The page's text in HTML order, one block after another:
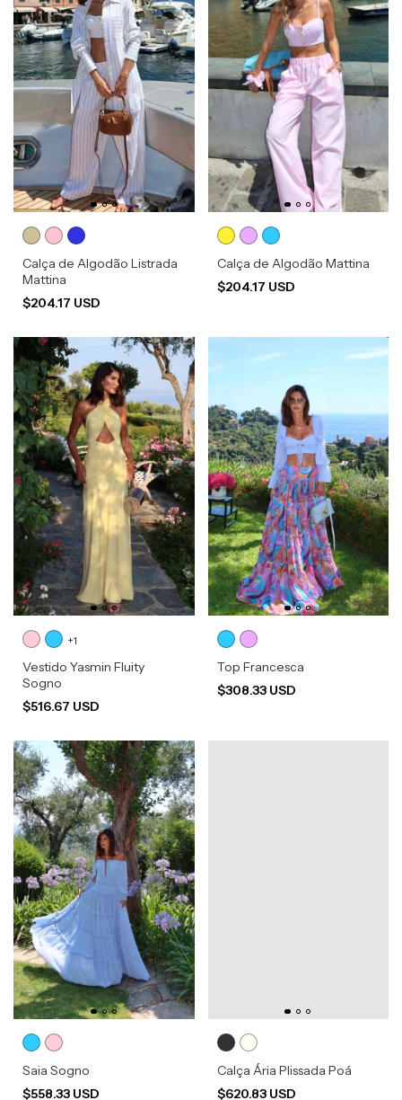
Calça de Algodão Listrada
Mattina
$204.17 USD
Calça de Algodão Mattina
$204.17 USD
+1
Vestido Yasmin Fluity
Sogno
$516.67 USD
Top Francesca
$308.33 USD
Saia Sogno
$558.33 USD
Calça Ária Plissada Poá
$620.83 USD